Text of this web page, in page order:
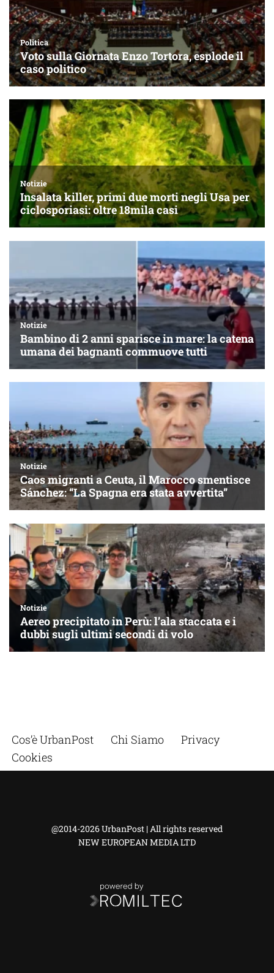
Cos’è UrbanPost Chi Siamo
Privacy
Cookies
@2014-2026 UrbanPost | All rights reserved
NEW EUROPEAN MEDIA LTD